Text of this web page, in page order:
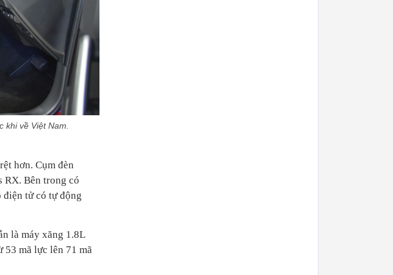
khi về Việt Nam.
hơn. Cụm đèn
RX. Bên trong có
tử có tự động
là máy xăng 1.8L
53 mã lực lên 71 mã